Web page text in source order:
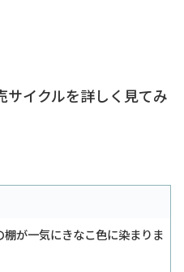
サイクルを詳しく見てみ
棚が一気にきなこ色に染まりま